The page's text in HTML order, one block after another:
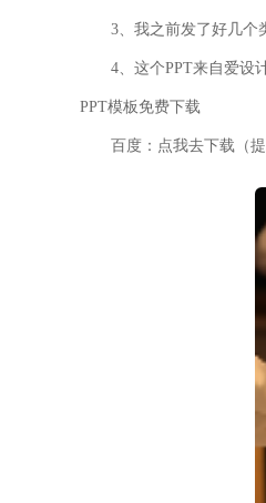
3、我之前发了好几个
4、这个PPT来自爱设计
PPT模板免费下载
百度：点我去下载（提